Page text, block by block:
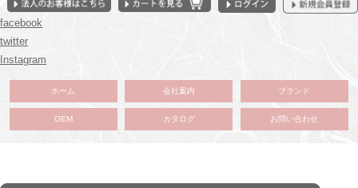
facebook
twitter
Instagram
ホーム 会社案内 ブランド
OEM カタログ お問い合わせ